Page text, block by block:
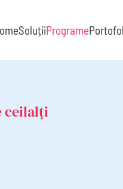
SoluțiiPrograme
ceilalți